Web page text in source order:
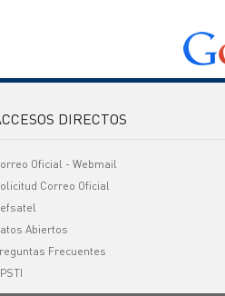
DIRECTOS
Oficial - Webmail
Correo Oficial
Abiertos
Frecuentes